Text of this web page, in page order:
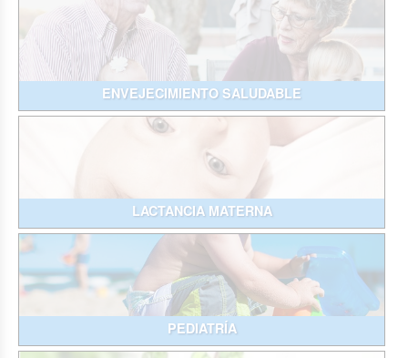
ENVEJECIMIENTO SALUDABLE
LACTANCIA MATERNA
PEDIATRÍA